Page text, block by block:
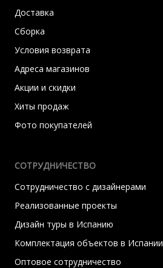
Доставка
Сборка
Условия возврата
Адреса магазинов
Акции и скидки
Хиты продаж
Фото покупателей
СОТРУДНИЧЕСТВО
Сотрудничество с дизайнерами
Реализованные проекты
Дизайн туры в Испанию
Комплектация объектов в Испании
Оптовое сотрудничество